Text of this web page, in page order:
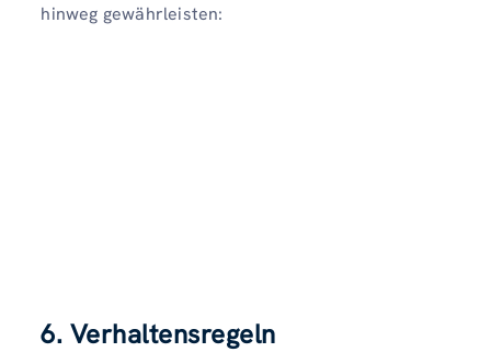
hinweg gewährleisten:
6. Verhaltensregeln